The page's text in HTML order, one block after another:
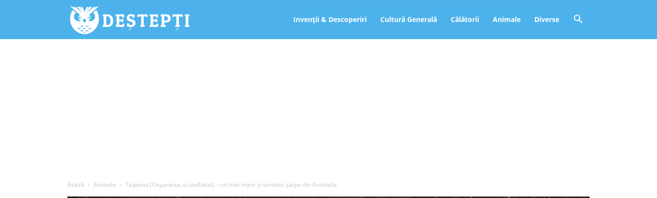
Deștepți.ro Invenții & Descoperiri Cultură Generală Călătorii Animale Diverse
Acasă Animale Taipanul (Oxyuranus scutellatus) – cel mai mare și veninos șarpe din Australia